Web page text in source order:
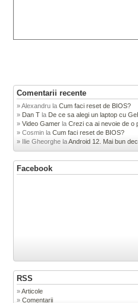
Comentarii recente
Alexandru laCum faci reset de BIOS?
Dan T la De ce sa alegi un laptop cu
Video Gamer laCrezi ca ai nevoie de o
Cosmin laCum faci reset de BIOS?
Ilie Gheorghe laAndroid 12. Mai bun
Facebook
RSS
Articole
Comentarii